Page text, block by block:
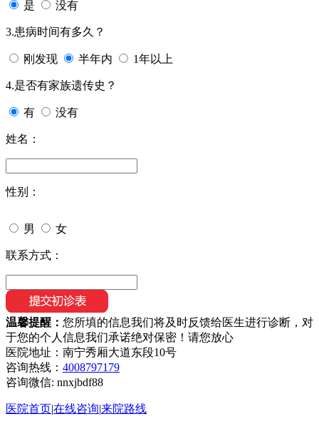
是 没有
3.患病时间有多久？
刚发现 半年内 1年以上
4.是否有家族遗传史？
有 没有
姓名：
性别：
男 女
联系方式：
温馨提醒： 您所填的信息我们将及时反馈给医生进行诊断，对
于您的个人信息我们承诺绝对保密！请您放心
医院地址：南宁秀厢大道东段10号
咨询热线： 4008797179
咨询微信: nnxjbdf88
医院首页|在线咨询|来院路线